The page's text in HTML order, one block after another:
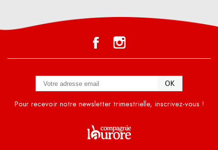
Pour recevoir notre newsletter trimestrielle, inscrivez-vous !